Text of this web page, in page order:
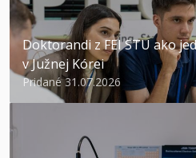
Doktorandi z FEI STU ako
v Južnej Kórei
Pridané 31.07.2026